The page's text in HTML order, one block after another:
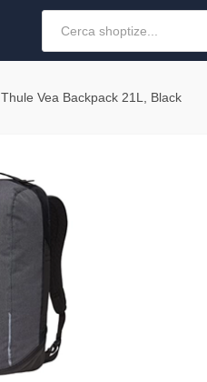
Thule Vea Backpack 21L, Black